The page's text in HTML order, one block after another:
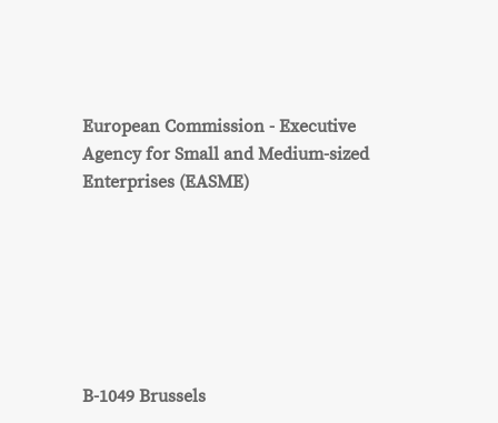
European Commission - Executive
Agency for Small and Medium-sized
Enterprises (EASME)
B-1049 Brussels